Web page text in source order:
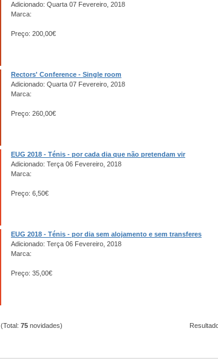
Adicionado: Quarta 07 Fevereiro, 2018
Marca:
Preço: 200,00€
Rectors' Conference - Single room
Adicionado: Quarta 07 Fevereiro, 2018
Marca:
Preço: 260,00€
EUG 2018 - Ténis - por cada dia que não pretendam vir
Adicionado: Terça 06 Fevereiro, 2018
Marca:
Preço: 6,50€
EUG 2018 - Ténis - por dia sem alojamento e sem transferes
Adicionado: Terça 06 Fevereiro, 2018
Marca:
Preço: 35,00€
(Total: 75 novidades)